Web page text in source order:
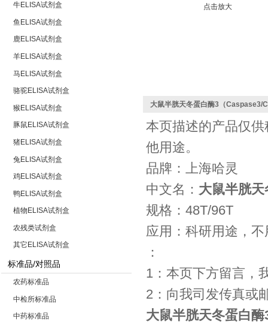
牛ELISA试剂盒
鱼ELISA试剂盒
鹿ELISA试剂盒
羊ELISA试剂盒
马ELISA试剂盒
骆驼ELISA试剂盒
猴ELISA试剂盒
豚鼠ELISA试剂盒
猪ELISA试剂盒
兔ELISA试剂盒
鸡ELISA试剂盒
鸭ELISA试剂盒
植物ELISA试剂盒
农残类试剂盒
其它ELISA试剂盒
标准品/对照品
农药标准品
中检所标准品
中药标准品
点击放大
大鼠半胱天冬蛋白酶3（Caspase3/
本页描述的产品仅
他用途。
品牌：上海哈灵
中文名： 大鼠半胱
规格：48T/96T
应用：科研用途，
：
1：本页下方留言，
2：向我司发传真或
大鼠半胱天冬蛋白